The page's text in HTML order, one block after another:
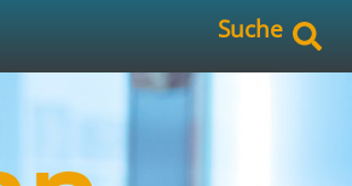
Suche